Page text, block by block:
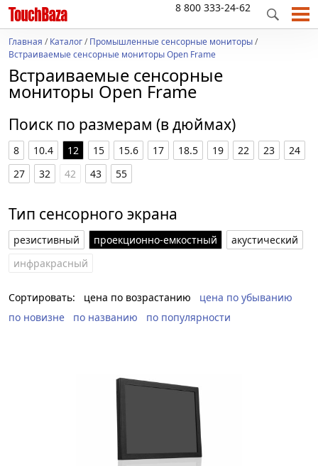
8 800 333-24-62
Главная /Каталог/Промышленные сенсорные мониторы/
Встраиваемые сенсорные мониторы Open Frame
Встраиваемые сенсорные
мониторы Open Frame
Поиск по размерам (в дюймах)
8 10.4 12 15 15.6 17 18.5 19 22 23
24
27
32 42 43 55
Тип сенсорного экрана
резистивный проекционно-емкостный
акустический
инфракрасный
Сортировать: цена по возрастанию
цена по убыванию
по новизне
по названию по популярности